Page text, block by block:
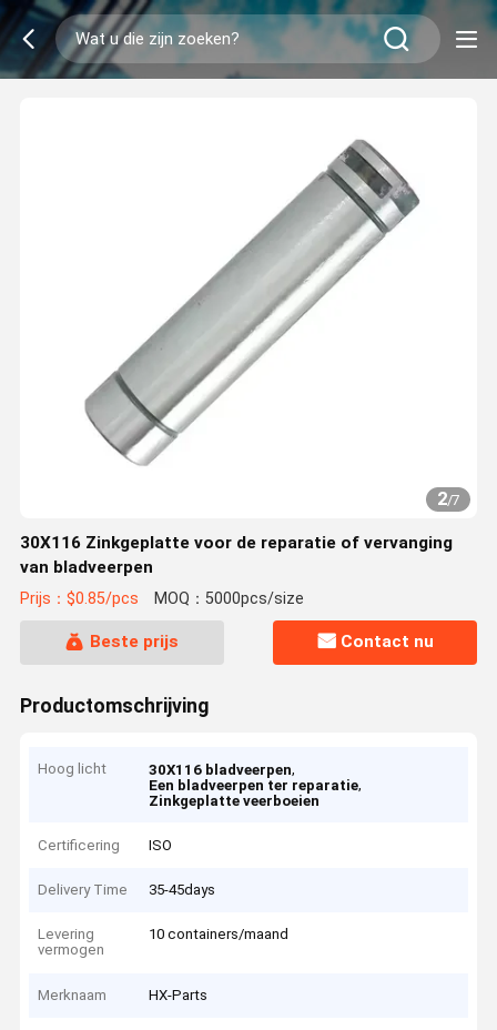
2/7
30X116 Zinkgeplatte voor de reparatie of vervanging
van bladveerpen
Prijs：$0.85/pcs MOQ：5000pcs/size
Beste prijs Contact nu
Productomschrijving
Hoog licht 30X116 bladveerpen,
Een bladveerpen ter reparatie,
Zinkgeplatte veerboeien
Certificering ISO
Delivery Time 35-45days
Levering
vermogen
10 containers/maand
Merknaam HX-Parts